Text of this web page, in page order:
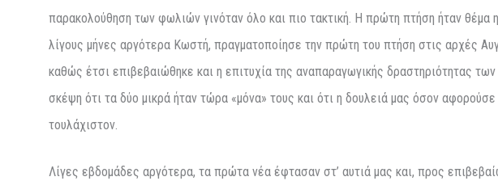
παρακολούθηση των φωλιών γινόταν όλο και πιο τακτική. Η πρώτη πτήση ήταν
λίγους μήνες αργότερα Κωστή, πραγματοποίησε την πρώτη του πτήση στις αρχές
καθώς έτσι επιβεβαιώθηκε και η επιτυχία της αναπαραγωγικής δραστηριότητας
σκέψη ότι τα δύο μικρά ήταν τώρα «μόνα» τους και ότι η δουλειά μας όσον
τουλάχιστον.
Λίγες εβδομάδες αργότερα, τα πρώτα νέα έφτασαν στ’ αυτιά μας και, προς